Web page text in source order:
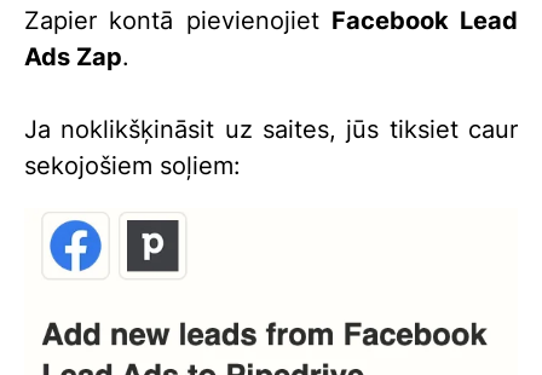
Zapier kontā pievienojiet Facebook Lead
Ads Zap.
Ja noklikšķināsit uz saites, jūs tiksiet caur
sekojošiem soļiem: